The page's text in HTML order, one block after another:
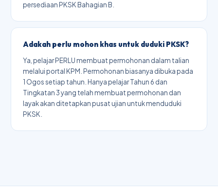
persediaan PKSK Bahagian B.
Adakah perlu mohon khas untuk duduki PKSK?
Ya, pelajar PERLU membuat permohonan dalam talian
melalui portal KPM. Permohonan biasanya dibuka pada
1 Ogos setiap tahun. Hanya pelajar Tahun 6 dan
Tingkatan 3 yang telah membuat permohonan dan
layak akan ditetapkan pusat ujian untuk menduduki
PKSK.